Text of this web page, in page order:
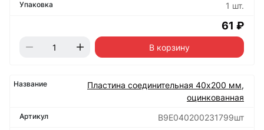
1 шт.
61 ₽
В корзину
Пластина соединительная 40х200 мм,
оцинкованная
B9E040200231799шт